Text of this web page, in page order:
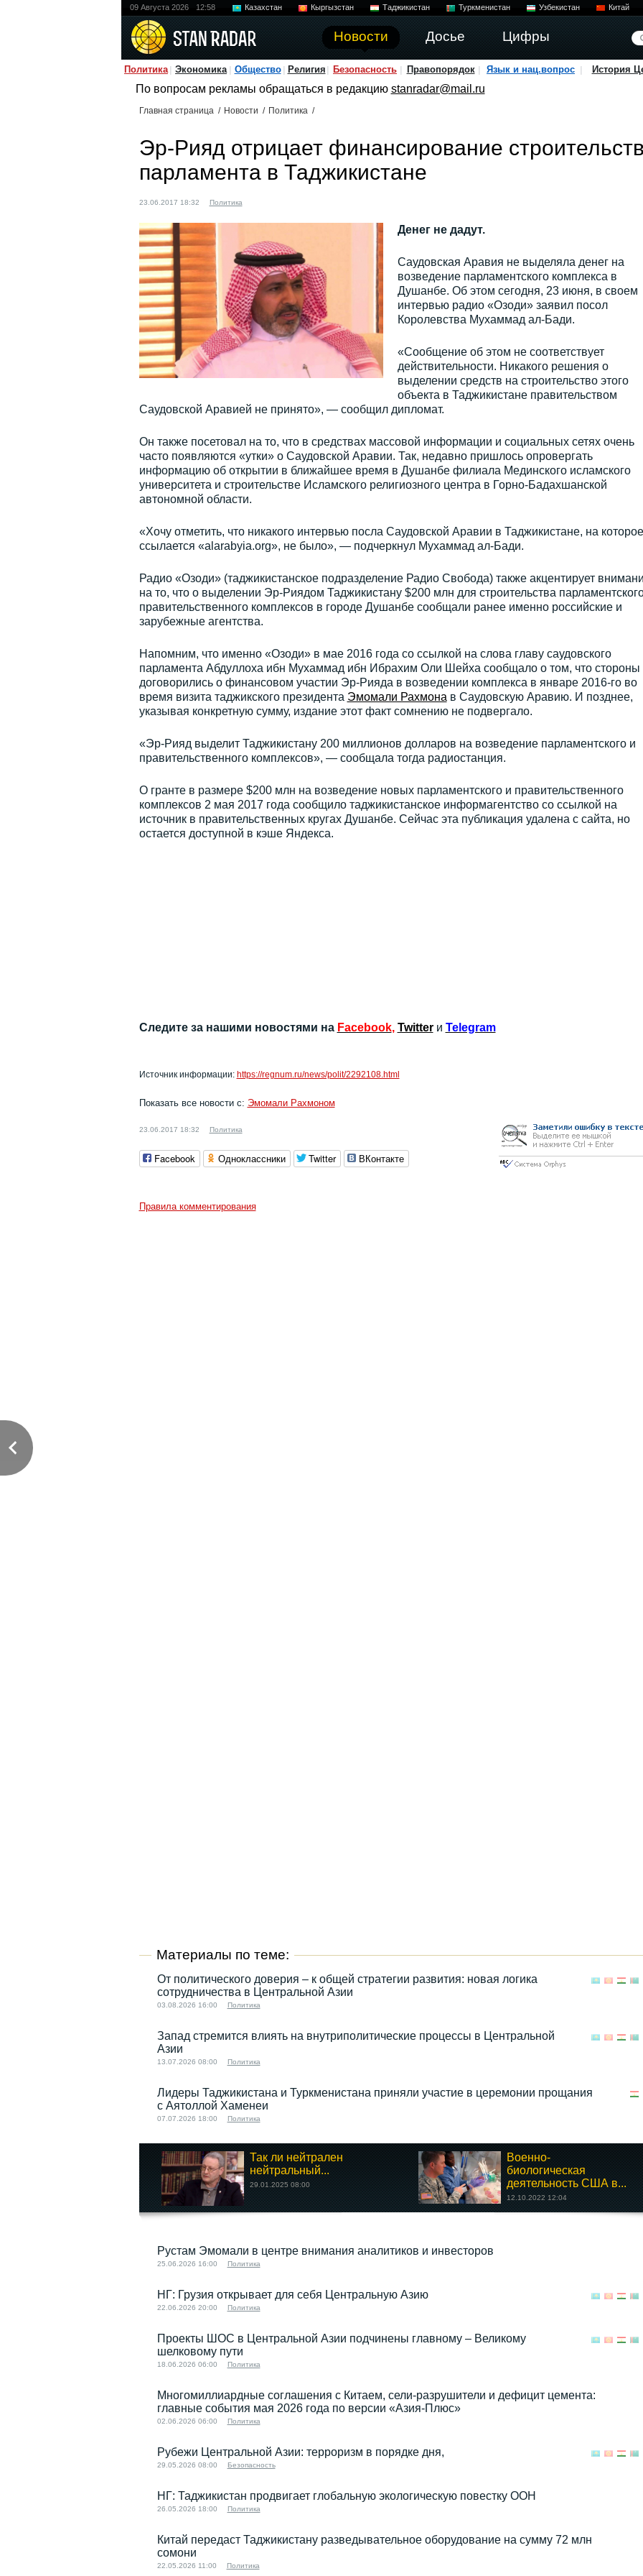
09 Августа 2026 12:58 Казахстан Кыргызстан Таджикистан Туркменистан Узбекистан Китай
Новости Досье Цифры
Политика Экономика Общество Религия Безопасность Правопорядок Язык и нац.вопрос История
По вопросам рекламы обращаться в редакцию stanradar@mail.ru
Главная страница / Новости / Политика /
Эр-Рияд отрицает финансирование
парламента в Таджикистане
23.06.2017 18:32 Политика
Денег не дадут.
Саудовская Аравия не выделяла денег на
возведение парламентского комплекса в
Душанбе. Об этом сегодня, 23 июня, в своем
интервью радио «Озоди» заявил посол
Королевства Мухаммад ал-Бади.
«Сообщение об этом не соответствует
действительности. Никакого решения о
выделении средств на строительство этого
объекта в Таджикистане правительством
Саудовской Аравией не принято», — сообщил дипломат.
Он также посетовал на то, что в средствах массовой информации и социальных сетях очень
часто появляются «утки» о Саудовской Аравии. Так, недавно пришлось опровергать
информацию об открытии в ближайшее время в Душанбе филиала Мединского исламского
университета и строительстве Исламского религиозного центра в Горно-Бадахшанской
автономной области.
«Хочу отметить, что никакого интервью посла Саудовской Аравии в Таджикистане, на которое
ссылается «alarabyia.org», не было», — подчеркнул Мухаммад ал-Бади.
Радио «Озоди» (таджикистанское подразделение Радио Свобода) также акцентирует
на то, что о выделении Эр-Риядом Таджикистану $200 млн для строительства
правительственного комплексов в городе Душанбе сообщали ранее именно российские и
зарубежные агентства.
Напомним, что именно «Озоди» в мае 2016 года со ссылкой на слова главу саудовского
парламента Абдуллоха ибн Мухаммад ибн Ибрахим Оли Шейха сообщало о том, что стороны
договорились о финансовом участии Эр-Рияда в возведении комплекса в январе 2016-го во
время визита таджикского президента Эмомали Рахмона в Саудовскую Аравию. И позднее,
указывая конкретную сумму, издание этот факт сомнению не подвергало.
«Эр-Рияд выделит Таджикистану 200 миллионов долларов на возведение парламентского и
правительственного комплексов», — сообщала тогда радиостанция.
О гранте в размере $200 млн на возведение новых парламентского и правительственного
комплексов 2 мая 2017 года сообщило таджикистанское информагентство со ссылкой на
источник в правительственных кругах Душанбе. Сейчас эта публикация удалена с сайта, но
остается доступной в кэше Яндекса.
Следите за нашими новостями на Facebook, Twitter и Telegram
Источник информации: https://regnum.ru/news/polit/2292108.html
Показать все новости с: Эмомали Рахмоном
23.06.2017 18:32 Политика
Facebook Одноклассники Twitter ВКонтакте
Правила комментирования
Материалы по теме:
От политического доверия – к общей стратегии развития: новая логика
сотрудничества в Центральной Азии
03.08.2026 16:00 Политика
Запад стремится влиять на внутриполитические процессы в Центральной
Азии
13.07.2026 08:00 Политика
Лидеры Таджикистана и Туркменистана приняли участие в церемонии прощания
с Аятоллой Хаменеи
07.07.2026 18:00 Политика
Так ли нейтрален
нейтральный...
29.01.2025 08:00
Военно-
биологическая
деятельность США в...
12.10.2022 12:04
Рустам Эмомали в центре внимания аналитиков и инвесторов
25.06.2026 16:00 Политика
НГ: Грузия открывает для себя Центральную Азию
22.06.2026 20:00 Политика
Проекты ШОС в Центральной Азии подчинены главному – Великому
шелковому пути
18.06.2026 06:00 Политика
Многомиллиардные соглашения с Китаем, сели-разрушители и дефицит цемента:
главные события мая 2026 года по версии «Азия-Плюс»
02.06.2026 06:00 Политика
Рубежи Центральной Азии: терроризм в порядке дня,
29.05.2026 08:00 Безопасность
НГ: Таджикистан продвигает глобальную экологическую повестку ООН
26.05.2026 18:00 Политика
Китай передаст Таджикистану разведывательное оборудование на сумму 72 млн
сомони
22.05.2026 11:00 Политика